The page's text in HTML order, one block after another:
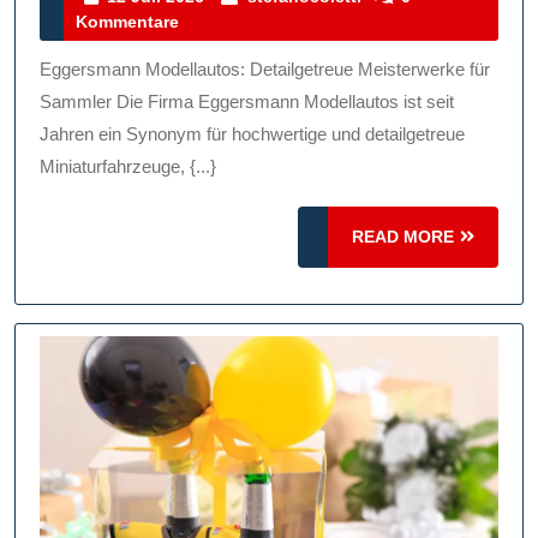
Von
Eggersmann
Modellautos:
Perfekte
Miniaturfahrzeuge
2026
Kommentare
Eggersmann Modellautos: Detailgetreue Meisterwerke für
Sammler Die Firma Eggersmann Modellautos ist seit
Jahren ein Synonym für hochwertige und detailgetreue
Miniaturfahrzeuge, {...}
READ MORE
READ
MORE